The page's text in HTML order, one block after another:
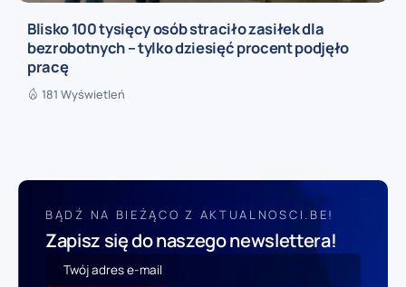
Blisko 100 tysięcy osób straciło zasiłek dla
bezrobotnych – tylko dziesięć procent podjęło
pracę
181 Wyświetleń
BĄDŹ NA BIEŻĄCO Z AKTUALNOSCI.BE!
Zapisz się do naszego newslettera!